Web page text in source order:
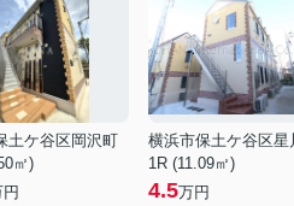
土ケ谷区岡沢町
㎡)
1R (11.09㎡)
4.5万円